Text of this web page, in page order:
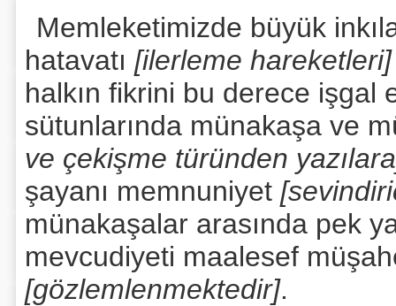
Memleketimizde büyük
hatavatı [ilerleme hareketleri]
halkın fikrini bu derece işgal
sütunlarında münakaşa ve
ve çekişme türünden
şayanı memnuniyet
münakaşalar arasında pek
mevcudiyeti maalesef
[gözlemlenmektedir].